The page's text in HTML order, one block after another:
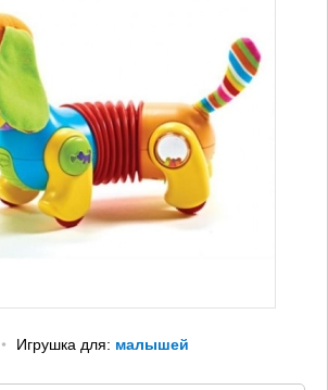
Игрушка для: малышей